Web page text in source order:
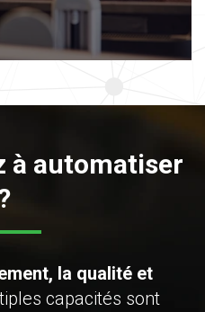
à automatiser
la qualité et
capacités sont